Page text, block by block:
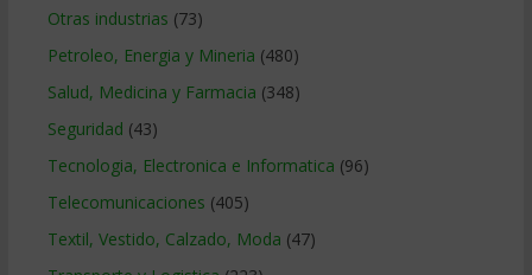
Otras industrias (73)
Petroleo, Energia y Mineria (480)
Salud, Medicina y Farmacia (348)
Seguridad (43)
Tecnologia, Electronica e Informatica (96)
Telecomunicaciones (405)
Textil, Vestido, Calzado, Moda (47)